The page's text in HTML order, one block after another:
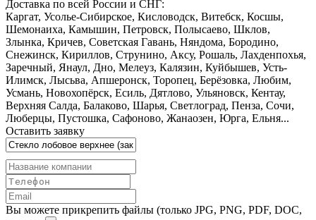
Доставка по всей России и СНГ:
Каргат, Усолье-Сибирское, Кисловодск, Витебск, Косшы,
Шемонаиха, Камышин, Петровск, Полысаево, Шклов,
Злынка, Кричев, Советская Гавань, Няндома, Бородино,
Снежинск, Кириллов, Струнино, Аксу, Рошаль, Лахденпохья,
Заречный, Янаул, Дно, Мелеуз, Калязин, Куйбышев, Усть-
Илимск, Лысьва, Апшеронск, Торопец, Берёзовка, Любим,
Усмань, Новохопёрск, Есиль, Дятлово, Ульяновск, Кентау,
Верхняя Салда, Балаково, Шарья, Светлоград, Пенза, Сочи,
Люберцы, Пустошка, Сафоново, Жанаозен, Юрга, Ельня...
Оставить заявку
Вы можете прикрепить файлы (только JPG, PNG, PDF, DOC,